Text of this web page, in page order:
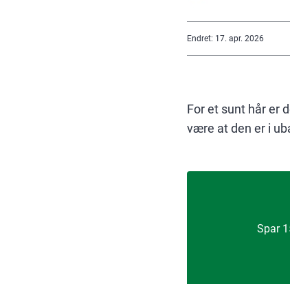
Endret: 17. apr. 2026
For et sunt hår er
være at den er i
Spar